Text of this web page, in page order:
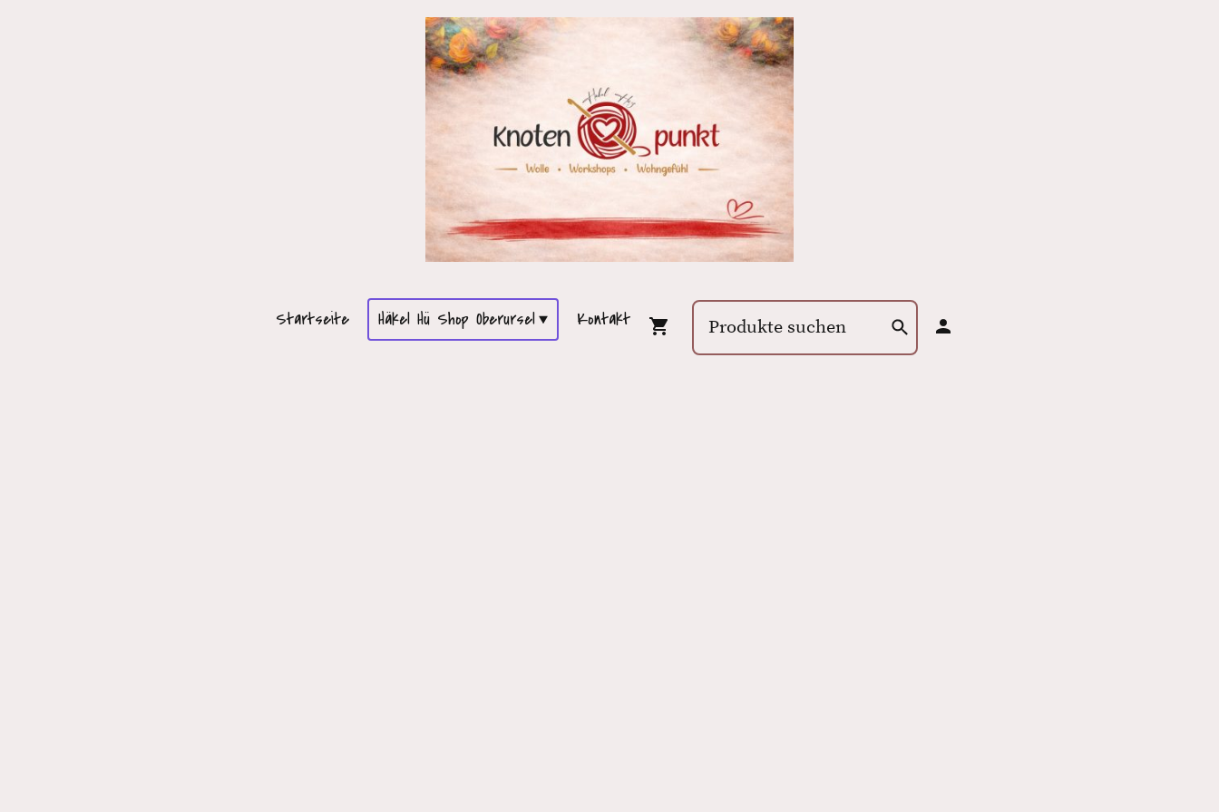
Startseite Häkel Hü Shop Oberursel Kontakt